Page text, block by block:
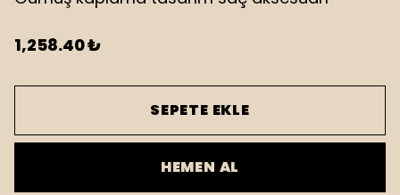
1,258.40 ₺
SEPETE EKLE
HEMEN AL